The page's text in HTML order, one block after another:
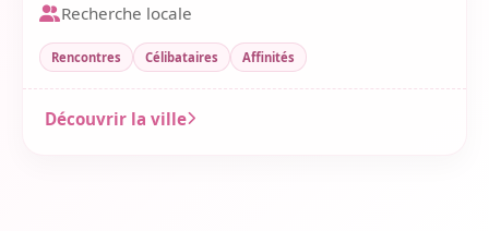
Recherche locale
Rencontres Célibataires Affinités
Découvrir la ville